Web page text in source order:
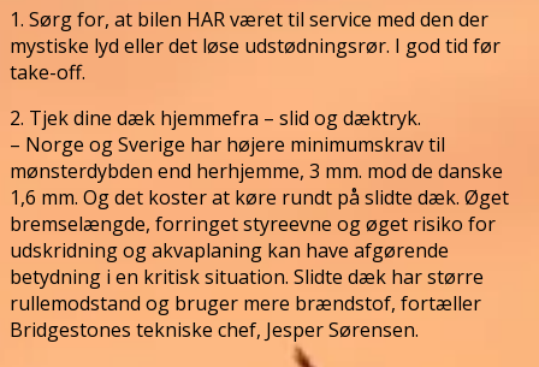
1. Sørg for, at bilen HAR været til service med den der
mystiske lyd eller det løse udstødningsrør. I god tid før
take-off.
2. Tjek dine dæk hjemmefra – slid og dæktryk.
– Norge og Sverige har højere minimumskrav til
mønsterdybden end herhjemme, 3 mm. mod de danske
1,6 mm. Og det koster at køre rundt på slidte dæk. Øget
bremselængde, forringet styreevne og øget risiko for
udskridning og akvaplaning kan have afgørende
betydning i en kritisk situation. Slidte dæk har større
rullemodstand og bruger mere brændstof, fortæller
Bridgestones tekniske chef, Jesper Sørensen.